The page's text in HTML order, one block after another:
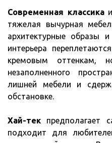
Современная классика
тяжелая вычурная
архитектурные образы
интерьера
кремовым оттенкам,
незаполненного
лишней мебели и
обстановке.
Хай-тек предполагает
подходит для